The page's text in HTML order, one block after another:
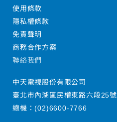
使用條款
隱私權條款
免責聲明
商務合作方案
聯絡我們
中天電視股份有限公司
臺北市內湖區民權東路六段25號
總機：(02)6600-7766